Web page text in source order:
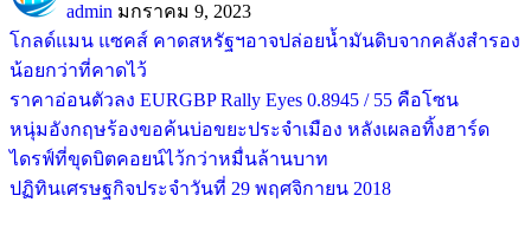
admin มกราคม 9, 2023
โกลด์แมน แซคส์ คาดสหรัฐฯอาจปล่อยน้ำมันดิบจากคลังสำรอง
น้อยกว่าที่คาดไว้
ราคาอ่อนตัวลง EURGBP Rally Eyes 0.8945 / 55 คือโซน
หนุ่มอังกฤษร้องขอค้นบ่อขยะประจำเมือง หลังเผลอทิ้งฮาร์ด
ไดรฟ์ที่ขุดบิตคอยน์ไว้กว่าหมื่นล้านบาท
ปฏิทินเศรษฐกิจประจำวันที่ 29 พฤศจิกายน 2018